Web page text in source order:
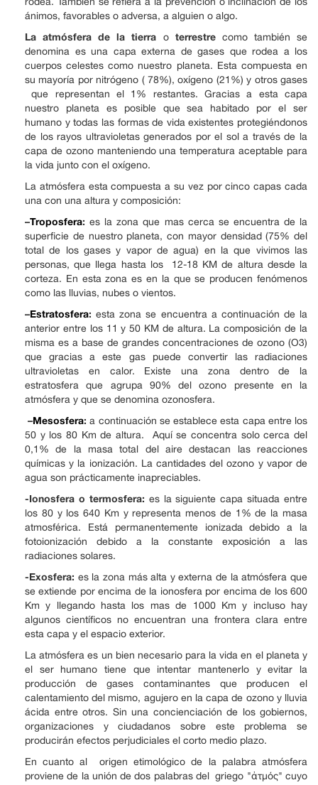
ánimos, favorables o adversa, a alguien o algo.
La atmósfera de la tierra o terrestrecomo también se
denomina es una capa externa de gases que rodea a los
cuerpos celestes como nuestro planeta. Esta compuesta en
su mayoría por nitrógeno ( 78%), oxígeno (21%) y otros gases
que representan el 1% restantes. Gracias a esta capa
nuestro planeta es posible que sea habitado por el ser
humano y todas las formas de vida existentes protegiéndonos
de los rayos ultravioletas generados por el sol a través de la
capa de ozono manteniendo una temperatura aceptable para
la vida junto con el oxígeno.
La atmósfera esta compuesta a su vez por cinco capas cada
una con una altura y composición:
–Troposfera: es la zona que mas cerca se encuentra de la
superficie de nuestro planeta, con mayor densidad (75% del
total de los gases y vapor de agua) en la que vivimos las
personas, que llega hasta los 12-18 KM de altura desde la
corteza. En esta zona es en la que se producen fenómenos
como las lluvias, nubes o vientos.
–Estratosfera:esta zona se encuentra a continuación de la
anterior entre los 11 y 50 KM de altura. La composición de la
misma es a base de grandes concentraciones de ozono (O3)
que gracias a este gas puede convertir las radiaciones
ultravioletas en calor. Existe una zona dentro de la
estratosfera que agrupa 90% del ozono presente en la
atmósfera y que se denomina ozonosfera.
–Mesosfera: a continuación se establece esta capa entre los
50 y los 80 Km de altura. Aquí se concentra solo cerca del
0,1% de la masa total del aire destacan las reacciones
químicas y la ionización. La cantidades del ozono y vapor de
agua son prácticamente inapreciables.
-Ionosfera o termosfera: es la siguiente capa situada entre
los 80 y los 640 Km y representa menos de 1% de la masa
atmosférica. Está permanentemente ionizada debido a la
fotoionización debido a la constante exposición a las
radiaciones solares.
-Exosfera: es la zona más alta y externa de la atmósfera que
se extiende por encima de la ionosfera por encima de los 600
Km y llegando hasta los mas de 1000 Km y incluso hay
algunos científicos no encuentran una frontera clara entre
esta capa y el espacio exterior.
La atmósfera es un bien necesario para la vida en el planeta y
el ser humano tiene que intentar mantenerlo y evitar la
producción de gases contaminantes que producen el
calentamiento del mismo, agujero en la capa de ozono y lluvia
ácida entre otros. Sin una concienciación de los gobiernos,
organizaciones y ciudadanos sobre este problema se
producirán efectos perjudiciales el corto medio plazo.
En cuanto al origen etimológico de la palabra atmósfera
proviene de la unión de dos palabras del griego "ἀτμός" cuyo